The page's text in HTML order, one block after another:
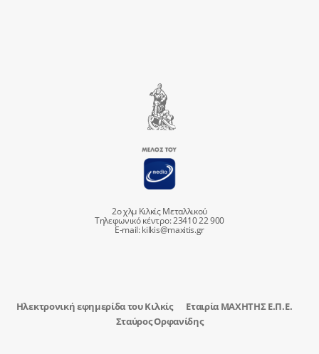
2ο χλμ Κιλκίς Μεταλλικού
Τηλεφωνικό κέντρο: 23410 22 900
E-mail:kilkis@maxitis.gr
Ηλεκτρονική εφημερίδα του Κιλκίς
Εταιρία ΜΑΧΗΤΗΣ Ε.Π.Ε.
Σταύρος Ορφανίδης